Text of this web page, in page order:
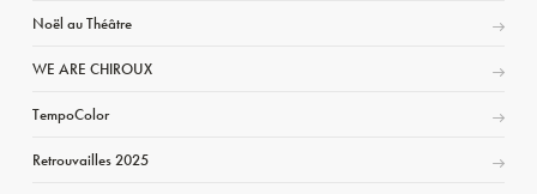
Noël au Théâtre
WE ARE CHIROUX
TempoColor
Retrouvailles 2025